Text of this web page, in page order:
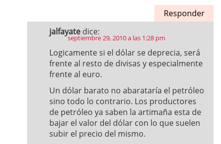
Responder
jalfayate dice:
septiembre 29, 2010 a las 1:28 pm
Logicamente si el dólar se deprecia, será
frente al resto de divisas y especialmente
frente al euro.
Un dólar barato no abarataría el petróleo
sino todo lo contrario. Los productores
de petróleo ya saben la artimaña esta de
bajar el valor del dólar con lo que suelen
subir el precio del mismo.